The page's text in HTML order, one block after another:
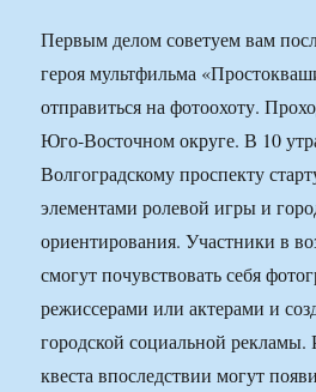
Первым делом советуем вам
героя мультфильма
отправиться на фотоохоту.
Юго-Восточном округе. В 10
Волгоградскому проспекту
элементами ролевой игры и
ориентирования. Участники в
смогут почувствовать себя
режиссерами или актерами и
городской социальной рекламы.
квеста впоследствии могут